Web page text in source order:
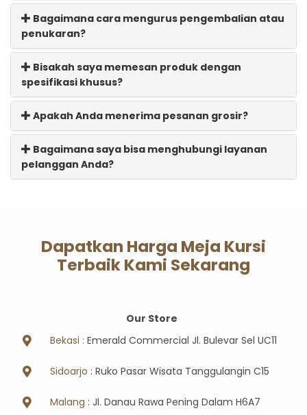
Bagaimana cara mengurus pengembalian atau
penukaran?
Bisakah saya memesan produk dengan
spesifikasi khusus?
Apakah Anda menerima pesanan grosir?
Bagaimana saya bisa menghubungi layanan
pelanggan Anda?
Dapatkan Harga Meja Kursi
Terbaik Kami Sekarang
Our Store
Bekasi : Emerald Commercial Jl. Bulevar Sel UC11
Sidoarjo : Ruko Pasar Wisata Tanggulangin C15
Malang : Jl. Danau Rawa Pening Dalam H6A7